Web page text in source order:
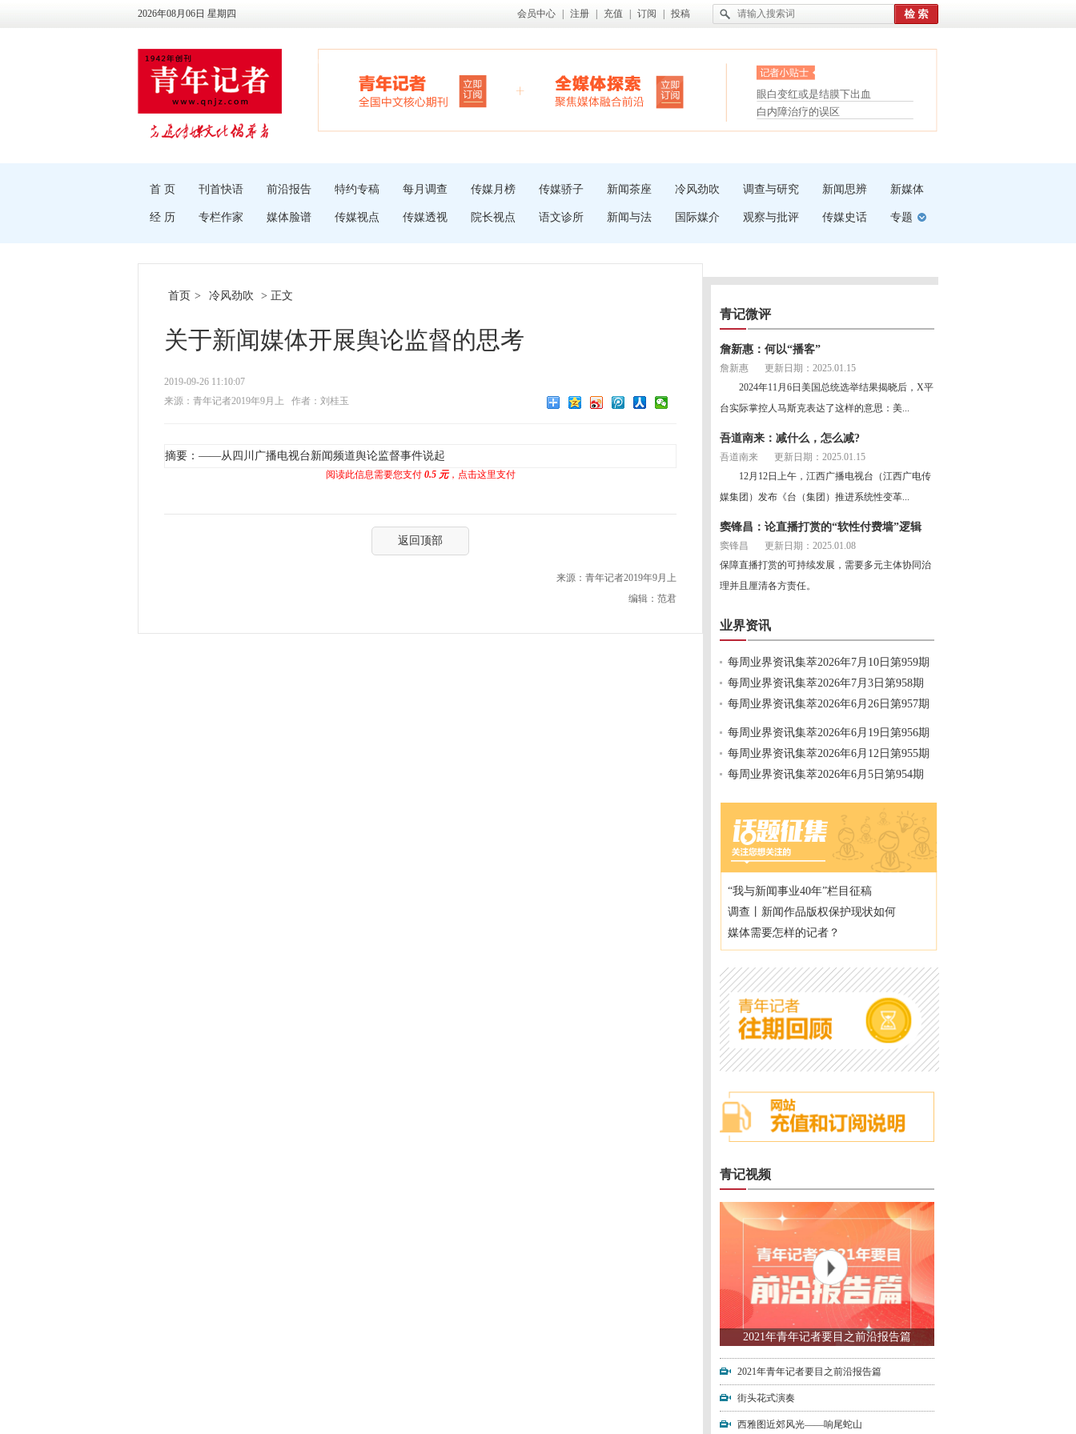
2026年08月06日 星期四 会员中心 注册 充值 订阅 投稿
眼白变红或是结膜下出血
“枝桠”“树桠”宜写成“枝...
夏天缓解疲劳有三招
护腰，摆脱六大坏习惯
受伤了冰敷还是热敷
白内障治疗的误区
首 页 刊首快语 前沿报告 特约专稿 每月调查 传媒月榜 传媒骄子 新闻茶座 冷风劲吹 调查与研究 新闻思辨 新媒体
经 历 专栏作家 媒体脸谱 传媒视点 传媒透视 院长视点 语文诊所 新闻与法 国际媒介 观察与批评 传媒史话 专题
首页 > 冷风劲吹 > 正文
关于新闻媒体开展舆论监督的思考
2019-09-26 11:10:07
来源：青年记者2019年9月上
作者：刘桂玉
摘要：——从四川广播电视台新闻频道舆论监督事件说起
阅读此信息需要您支付 0.5 元，点击这里支付
返回顶部
来源：青年记者2019年9月上
编辑：范君
青记微评
詹新惠：何以“播客”
詹新惠
更新日期：2025.01.15
2024年11月6日美国总统选举结果揭晓后，X平
台实际掌控人马斯克表达了这样的意思：美...
吾道南来：减什么，怎么减?
吾道南来
更新日期：2025.01.15
12月12日上午，江西广播电视台（江西广电传
媒集团）发布《台（集团）推进系统性变革...
窦锋昌：论直播打赏的“软性付费墙”逻辑
窦锋昌
更新日期：2025.01.08
保障直播打赏的可持续发展，需要多元主体协同治
理并且厘清各方责任。
业界资讯
每周业界资讯集萃2026年7月10日第959期
每周业界资讯集萃2026年7月3日第958期
每周业界资讯集萃2026年6月26日第957期
每周业界资讯集萃2026年6月19日第956期
每周业界资讯集萃2026年6月12日第955期
每周业界资讯集萃2026年6月5日第954期
“我与新闻事业40年”栏目征稿
调查丨新闻作品版权保护现状如何
媒体需要怎样的记者？
青记视频
2021年青年记者要目之前沿报告篇
2021年青年记者要目之前沿报告篇
街头花式演奏
西雅图近郊风光——响尾蛇山